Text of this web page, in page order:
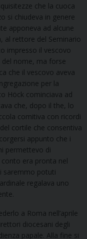
che la cuoca
si chiudeva in genere
apponeva ad alcune
al rettore del Seminario
impresso il vescovo
del nome, ma forse
che il vescovo aveva
per la
Höck cominciava ad
che, dopo il the, lo
comitiva con ricordi
cortile che consentiva
appunto che i
permettevo di
era pronta nel
saremmo potuti
regalava uno
a Roma nell’aprile
diocesani degli
papale. Alla fine si